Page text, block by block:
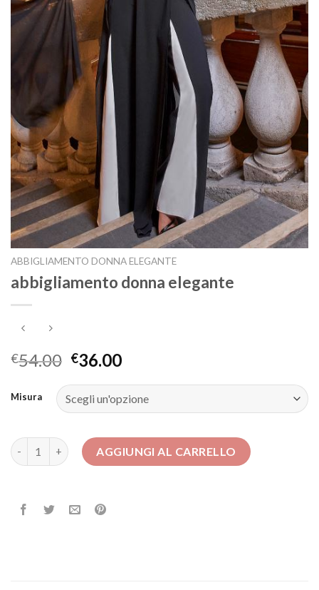
ABBIGLIAMENTO DONNA ELEGANTE
abbigliamento donna elegante
€54.00 €36.00
Misura
abbigliamento donna elegante quantità
AGGIUNGI AL CARRELLO